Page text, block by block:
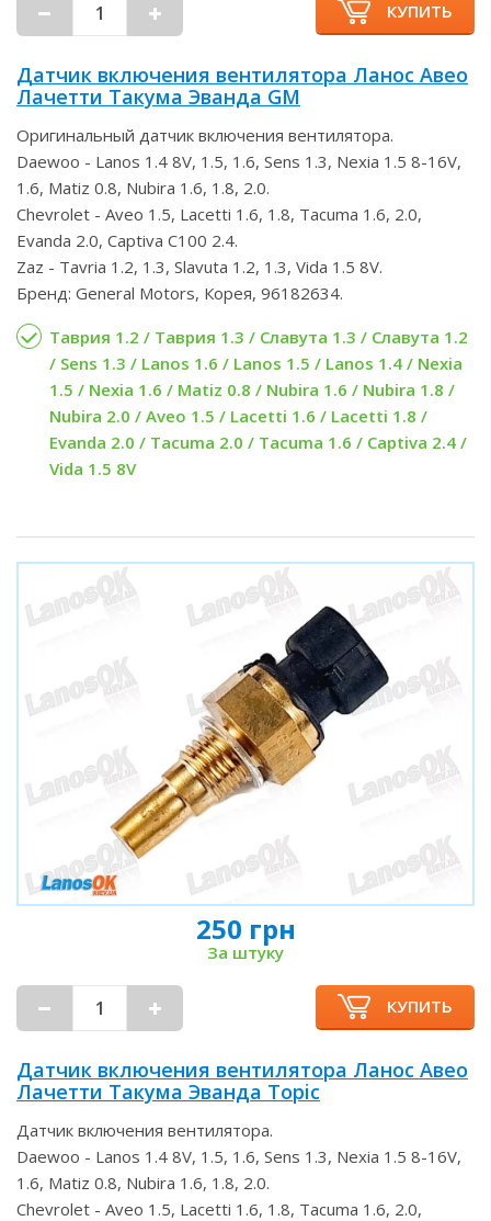
КУПИТЬ
Датчик включения вентилятора Ланос Авео
Лачетти Такума Эванда GM
Оригинальный датчик включения вентилятора.
Daewoo - Lanos 1.4 8V, 1.5, 1.6, Sens 1.3, Nexia 1.5 8-16V,
1.6, Matiz 0.8, Nubira 1.6, 1.8, 2.0.
Chevrolet - Aveo 1.5, Lacetti 1.6, 1.8, Tacuma 1.6, 2.0,
Evanda 2.0, Captiva C100 2.4.
Zaz - Tavria 1.2, 1.3, Slavuta 1.2, 1.3, Vida 1.5 8V.
Бренд: General Motors, Корея, 96182634.
Таврия 1.2 / Таврия 1.3 / Славута 1.3 / Славута 1.2
/ Sens 1.3 / Lanos 1.6 / Lanos 1.5 / Lanos 1.4 / Nexia
1.5 / Nexia 1.6 / Matiz 0.8 / Nubira 1.6 / Nubira 1.8 /
Nubira 2.0 / Aveo 1.5 / Lacetti 1.6 / Lacetti 1.8 /
Evanda 2.0 / Tacuma 2.0 / Tacuma 1.6 / Captiva 2.4 /
Vida 1.5 8V
250 грн
За штуку
КУПИТЬ
Датчик включения вентилятора Ланос Авео
Лачетти Такума Эванда Topic
Датчик включения вентилятора.
Daewoo - Lanos 1.4 8V, 1.5, 1.6, Sens 1.3, Nexia 1.5 8-16V,
1.6, Matiz 0.8, Nubira 1.6, 1.8, 2.0.
Chevrolet - Aveo 1.5, Lacetti 1.6, 1.8, Tacuma 1.6, 2.0,